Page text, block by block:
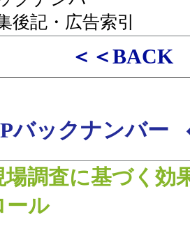
後記・広告索引
＜＜BACK
バックナンバー
場調査に基づく効
ール